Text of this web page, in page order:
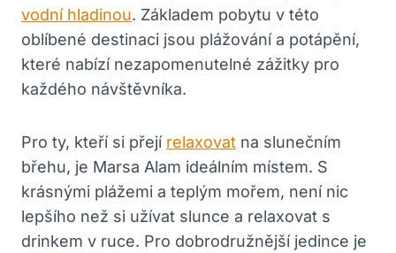
vodní hladinou. Základem pobytu v této
oblíbené destinaci jsou plážování a potápění,
které nabízí nezapomenutelné zážitky pro
každého návštěvníka.
Pro ty, kteří si přejí relaxovat na slunečním
břehu, je Marsa Alam ideálním místem. S
krásnými plážemi a teplým mořem, není nic
lepšího než si užívat slunce a relaxovat s
drinkem v ruce. Pro dobrodružnější jedince je